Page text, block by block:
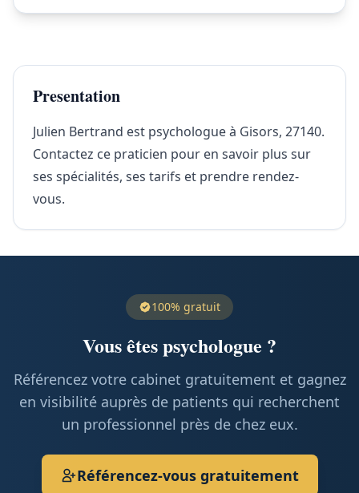
Presentation
Julien Bertrand est psychologue à Gisors, 27140.
Contactez ce praticien pour en savoir plus sur
ses spécialités, ses tarifs et prendre rendez-
vous.
100% gratuit
Vous êtes psychologue ?
Référencez votre cabinet gratuitement et gagnez
en visibilité auprès de patients qui recherchent
un professionnel près de chez eux.
Référencez-vous gratuitement